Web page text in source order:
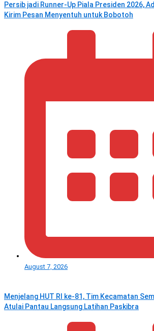
Persib jadi Runner-Up Piala Presiden 2026,
Kirim Pesan Menyentuh untuk Bobotoh
August 7, 2026
Menjelang HUT RI ke‑81, Tim Kecamatan
Atulai Pantau Langsung Latihan Paskibra